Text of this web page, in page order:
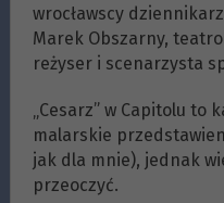
wrocławscy
Marek Obszarny,
reżyser i scenarzysta
„Cesarz” w Capitolu
malarskie
jak dla mnie), jednak
przeoczyć.